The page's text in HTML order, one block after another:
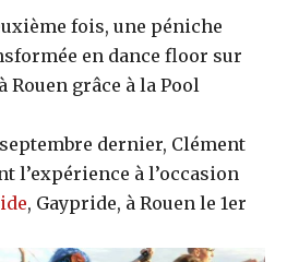
fois, une péniche
en dance floor sur
Rouen grâce à la Pool
dernier, Clément
l’expérience à l’occasion
, Gaypride, à Rouen le 1er